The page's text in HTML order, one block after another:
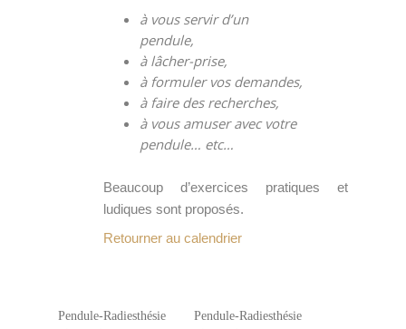
à vous servir d’un
pendule,
à lâcher-prise,
à formuler vos demandes,
à faire des recherches,
à vous amuser avec votre
pendule… etc…
Beaucoup d’exercices pratiques et
ludiques sont proposés.
Retourner au calendrier
Pendule-Radiesthésie Pendule-Radiesthésie